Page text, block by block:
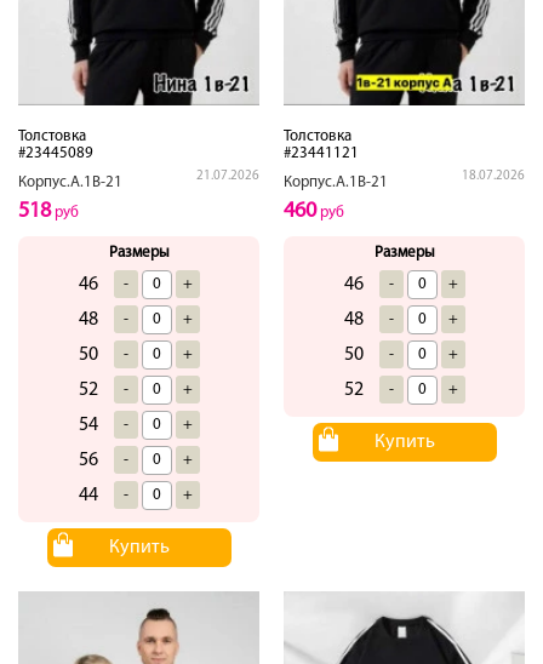
Толстовка
#23445089
Корпус.А.1В-21
21.07.2026
518руб
Размеры
46 - +
48 - +
50 - +
52 - +
54 - +
56 - +
44 - +
Купить
Толстовка
#23441121
Корпус.А.1В-21
18.07.2026
460руб
Размеры
46 - +
48 - +
50 - +
52 - +
Купить